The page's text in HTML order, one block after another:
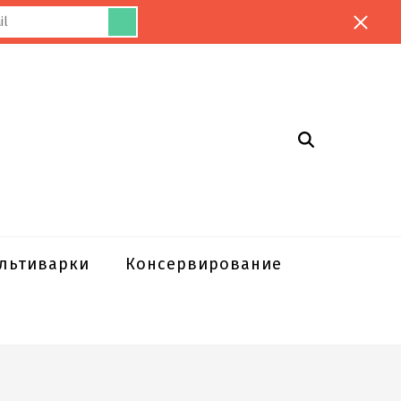
Консервирование